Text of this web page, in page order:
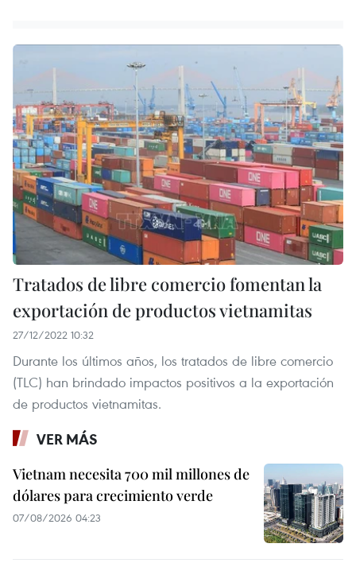
Tratados de libre comercio fomentan la
exportación de productos vietnamitas
27/12/2022 10:32
Durante los últimos años, los tratados de libre comercio
(TLC) han brindado impactos positivos a la exportación
de productos vietnamitas.
VER MÁS
Vietnam necesita 700 mil millones de
dólares para crecimiento verde
07/08/2026 04:23